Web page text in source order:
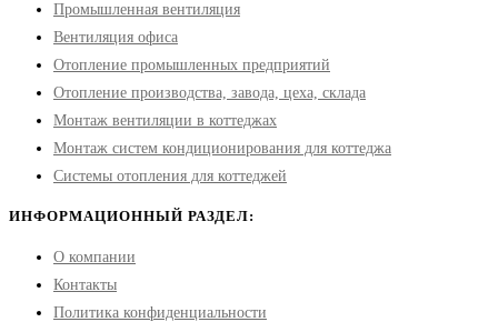
Промышленная вентиляция
Вентиляция офиса
Отопление промышленных предприятий
Отопление производства, завода, цеха, склада
Монтаж вентиляции в коттеджах
Монтаж систем кондиционирования для коттеджа
Системы отопления для коттеджей
ИНФОРМАЦИОННЫЙ РАЗДЕЛ:
О компании
Контакты
Политика конфиденциальности